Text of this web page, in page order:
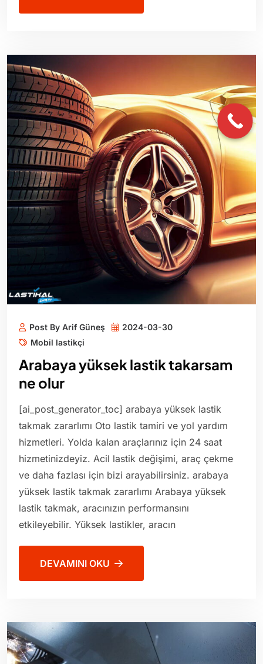
Post By Arif Güneş
2024-03-30
Mobil lastikçi
Arabaya yüksek lastik takarsam
ne olur
[ai_post_generator_toc] arabaya yüksek lastik
takmak zararlımı Oto lastik tamiri ve yol yardım
hizmetleri. Yolda kalan araçlarınız için 24 saat
hizmetinizdeyiz. Acil lastik değişimi, araç çekme
ve daha fazlası için bizi arayabilirsiniz. arabaya
yüksek lastik takmak zararlımı Arabaya yüksek
lastik takmak, aracınızın performansını
etkileyebilir. Yüksek lastikler, aracın
DEVAMINI OKU